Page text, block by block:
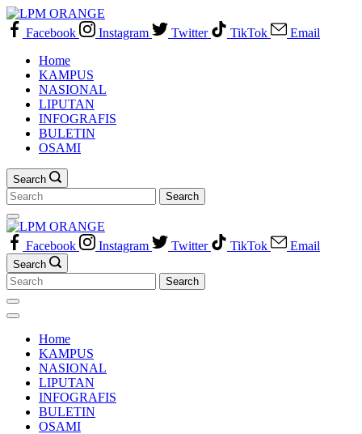
Skip
to
content
Facebook Instagram Twitter TikTok
Email
Home
KAMPUS
NASIONAL
LIPUTAN
INFOGRAFIS
BULETIN
OSAMI
Search
Search
for:
Facebook Instagram Twitter TikTok Email
Search
Search
for:
Home
KAMPUS
NASIONAL
LIPUTAN
INFOGRAFIS
BULETIN
OSAMI